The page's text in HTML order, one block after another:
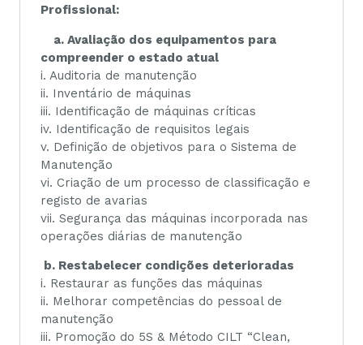
Profissional:
a. Avaliação dos equipamentos para
compreender o estado atual
i. Auditoria de manutenção
ii. Inventário de máquinas
iii. Identificação de máquinas críticas
iv. Identificação de requisitos legais
v. Definição de objetivos para o Sistema de
Manutenção
vi. Criação de um processo de classificação e
registo de avarias
vii. Segurança das máquinas incorporada nas
operações diárias de manutenção
b. Restabelecer condições deterioradas
i. Restaurar as funções das máquinas
ii. Melhorar competências do pessoal de
manutenção
iii. Promoção do 5S & Método CILT “Clean,